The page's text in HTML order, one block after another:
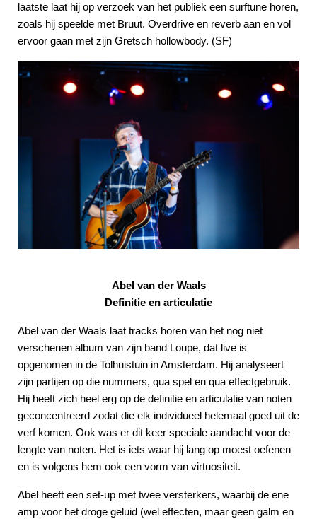
laatste laat hij op verzoek van het publiek een surftune horen,
zoals hij speelde met Bruut. Overdrive en reverb aan en vol
ervoor gaan met zijn Gretsch hollowbody. (SF)
Abel van der Waals
Definitie en articulatie
Abel van der Waals laat tracks horen van het nog niet
verschenen album van zijn band Loupe, dat live is
opgenomen in de Tolhuistuin in Amsterdam. Hij analyseert
zijn partijen op die nummers, qua spel en qua effectgebruik.
Hij heeft zich heel erg op de definitie en articulatie van noten
geconcentreerd zodat die elk individueel helemaal goed uit de
verf komen. Ook was er dit keer speciale aandacht voor de
lengte van noten. Het is iets waar hij lang op moest oefenen
en is volgens hem ook een vorm van virtuositeit.
Abel heeft een set-up met twee versterkers, waarbij de ene
amp voor het droge geluid (wel effecten, maar geen galm en